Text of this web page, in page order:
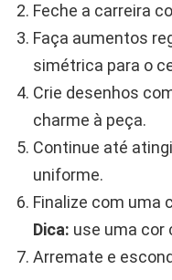
Feche a carreira
Faça aumentos
simétrica para o
Crie desenhos
charme à peça.
Continue até
uniforme.
Finalize com uma
Dica: use uma cor
Arremate e